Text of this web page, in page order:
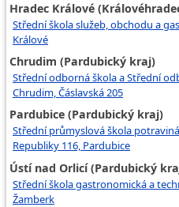
Hradec Králové
Střední škola služeb, obchodu a
Králové
Chrudim (Pardubický kraj)
Střední odborná škola a Střední
Chrudim, Čáslavská 205
Pardubice (Pardubický kraj)
Střední průmyslová škola
Republiky 116, Pardubice
Ústí nad Orlicí (Pardubický
Střední škola gastronomická a
Žamberk